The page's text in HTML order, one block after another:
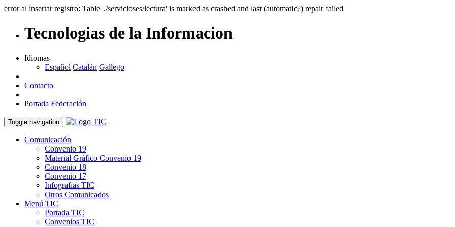
error al insertar registro: Table './servicioses/lectura' is marked as crashed and last (automatic?) repair failed
Tecnologias de la Informacion
Idiomas
Español Catalán Gallego
Contacto
Portada Federación
Toggle navigation
Comunicación
Convenio 19
Material Gráfico Convenio 19
Convenio 18
Convenio 17
Infografías TIC
Otros Comunicados
Menú TIC
Portada TIC
Convenios TIC